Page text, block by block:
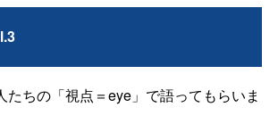
たちの「視点＝eye」で語ってもらいま